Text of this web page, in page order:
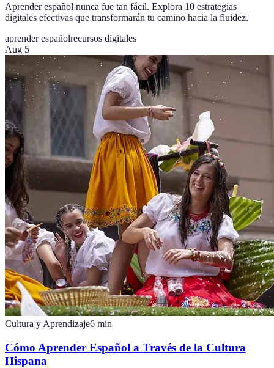
Aprender español nunca fue tan fácil. Explora 10 estrategias
digitales efectivas que transformarán tu camino hacia la fluidez.
aprender españolrecursos digitales
Aug 5
Cultura y Aprendizaje6 min
Cómo Aprender Español a Través de la Cultura
Hispana